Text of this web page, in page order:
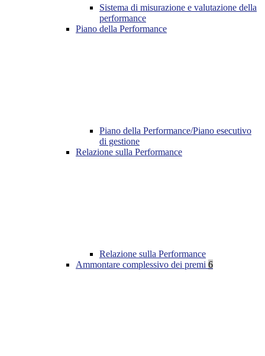
Sistema di misurazione e valutazione della
performance
Piano della Performance
Piano della Performance/Piano esecutivo
di gestione
Relazione sulla Performance
Relazione sulla Performance
Ammontare complessivo dei premi 6